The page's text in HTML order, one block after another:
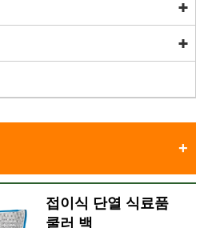
접이식 단열 식료품
쿨러 백